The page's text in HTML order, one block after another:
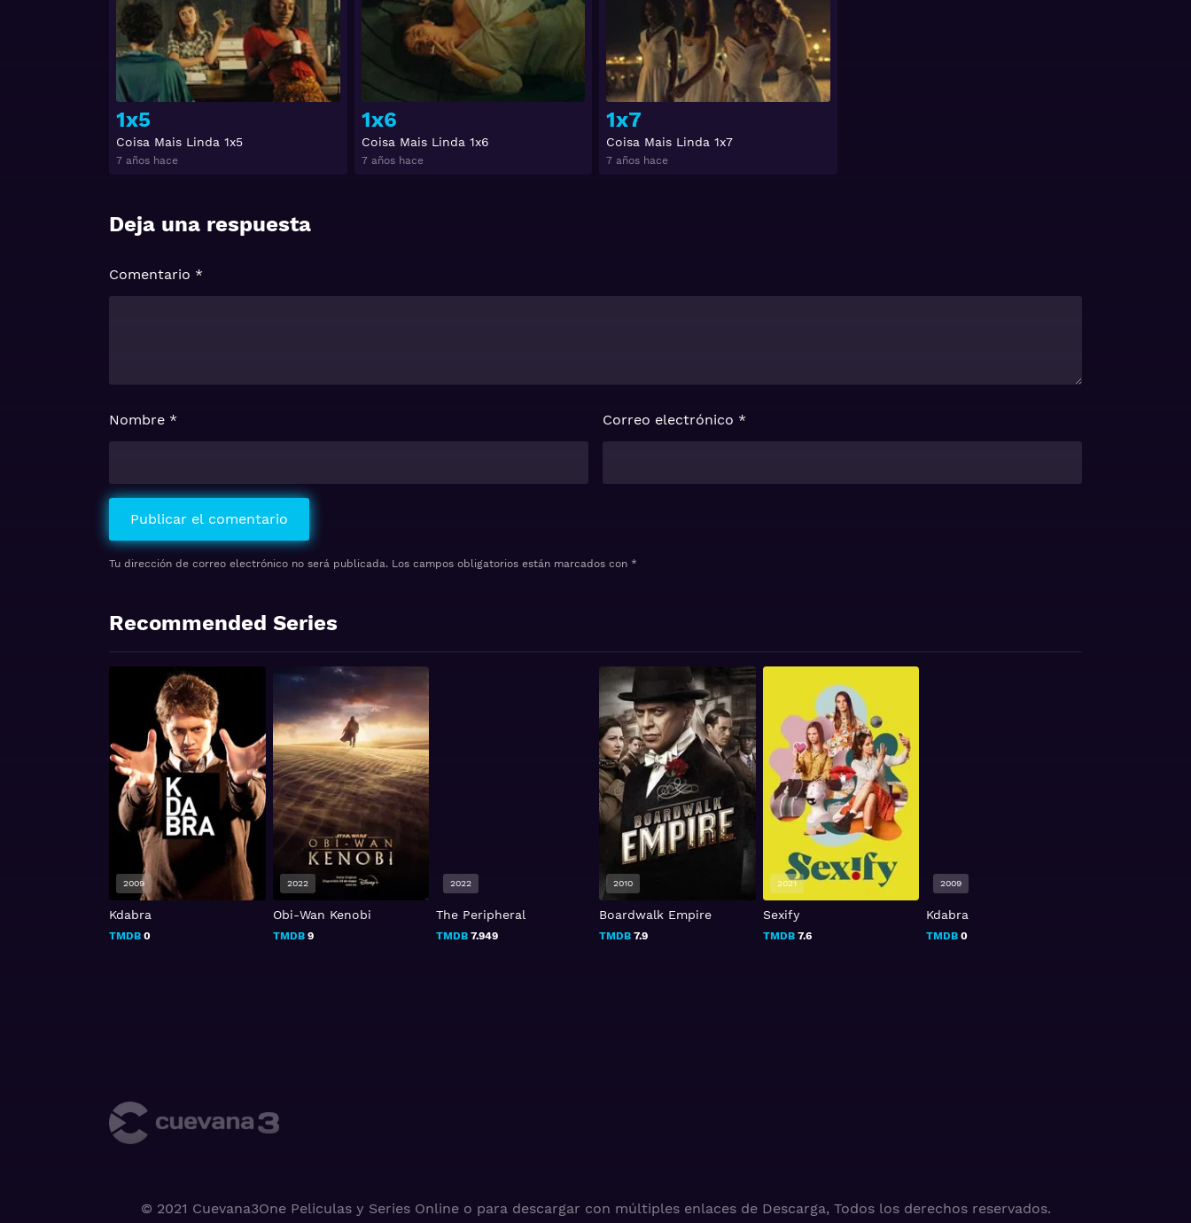
1x5
Coisa Mais Linda 1x5
7 años hace
1x6
Coisa Mais Linda 1x6
7 años hace
1x7
Coisa Mais Linda 1x7
7 años hace
Deja una respuesta
Tu dirección de correo electrónico no será publicada. Los campos obligatorios están marcados con *
Comentario *
Nombre * Correo electrónico *
Recommended Series
Kdabra
TMDB 0
2009
Obi-Wan Kenobi
TMDB9
2022
The Peripheral
TMDB7.949
2022
Boardwalk Empire
TMDB 7.9
2010
Sexify
TMDB7.6
2021
Kdabra
TMDB0
2009
© 2021 Cuevana3One Peliculas y Series Online o para descargar con múltiples enlaces de Descarga, Todos los derechos reservados.